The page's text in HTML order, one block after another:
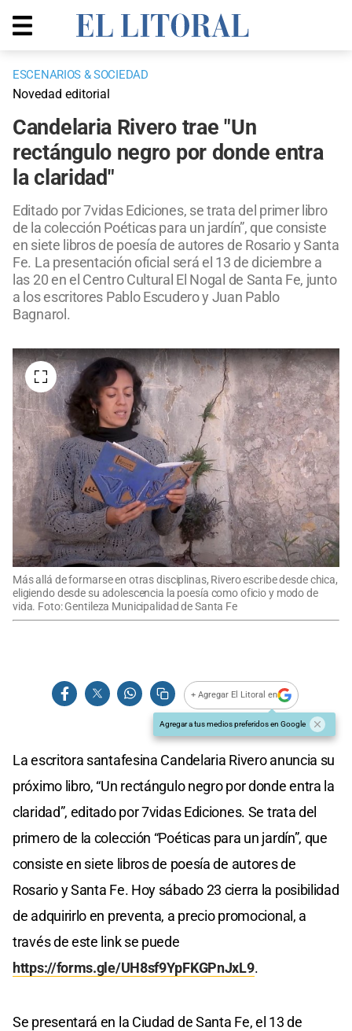
ESCENARIOS & SOCIEDAD
Novedad editorial
Candelaria Rivero trae "Un
rectángulo negro por donde entra
la claridad"
Editado por 7vidas Ediciones, se trata del primer libro
de la colección Poéticas para un jardín”, que consiste
en siete libros de poesía de autores de Rosario y Santa
Fe. La presentación oficial será el 13 de diciembre a
las 20 en el Centro Cultural El Nogal de Santa Fe, junto
a los escritores Pablo Escudero y Juan Pablo
Bagnarol.
Más allá de formarse en otras disciplinas, Rivero escribe desde chica,
eligiendo desde su adolescencia la poesía como oficio y modo de
vida. Foto: Gentileza Municipalidad de Santa Fe
+ Agregar El Litoral en
Agregar a tus medios preferidos en Google
La escritora santafesina Candelaria Rivero anuncia su
próximo libro, “Un rectángulo negro por donde entra la
claridad”, editado por 7vidas Ediciones. Se trata del
primero de la colección “Poéticas para un jardín”, que
consiste en siete libros de poesía de autores de
Rosario y Santa Fe. Hoy sábado 23 cierra la posibilidad
de adquirirlo en preventa, a precio promocional, a
través de este link se puede
https://forms.gle/UH8sf9YpFKGPnJxL9.
Se presentará en la Ciudad de Santa Fe, el 13 de